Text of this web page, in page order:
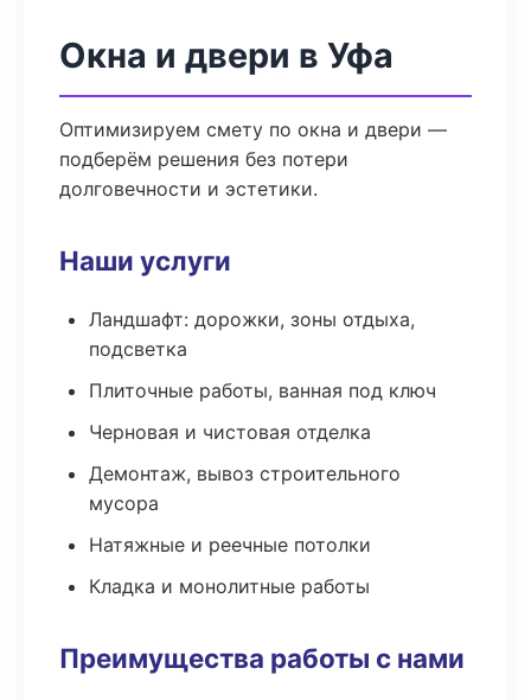
Окна и двери в Уфа
Оптимизируем смету по окна и двери —
подберём решения без потери
долговечности и эстетики.
Наши услуги
Ландшафт: дорожки, зоны отдыха,
подсветка
Плиточные работы, ванная под ключ
Черновая и чистовая отделка
Демонтаж, вывоз строительного
мусора
Натяжные и реечные потолки
Кладка и монолитные работы
Преимущества работы с нами